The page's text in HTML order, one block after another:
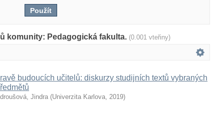
komunity: Pedagogická fakulta. (0.001 vteřiny)
budoucích učitelů: diskurzy studijních textů vybraných
Jindra (Univerzita Karlova, 2019)